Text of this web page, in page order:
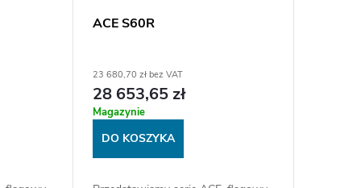
ACE S60R
23 680,70 zł bez VAT
28 653,65 zł
Magazynie
DO KOSZYKA